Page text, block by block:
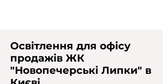
Освітлення для офісу
продажів ЖК
"Новопечерські Липки" в